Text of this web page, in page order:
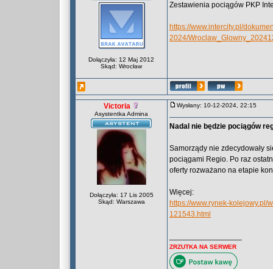
Dołączyła: 12 Maj 2012
Skąd: Wrocław
Zestawienia pociągów PKP
https://www.intercity.pl/
2024/
Victoria
Asystentka Admina
Dołączyła: 17 Lis 2005
Skąd: Warszawa
Wysłany: 10-12-2024, 22:15
Nadal nie będzie pociągów
Samorządy nie zdecydowały
pociągami Regio. Po raz
oferty rozważano na etapie
Więcej:
https://www.rynek-
121543.html
ZRZUTKA NA SERWER